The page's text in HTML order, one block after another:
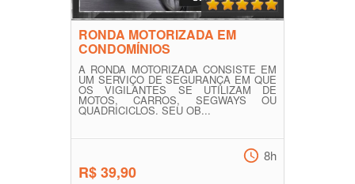
RONDA MOTORIZADA EM
CONDOMÍNIOS
A RONDA MOTORIZADA CONSISTE EM
UM SERVIÇO DE SEGURANÇA EM QUE
OS VIGILANTES SE UTILIZAM DE
MOTOS, CARROS, SEGWAYS OU
QUADRICICLOS. SEU OB...
R$ 39,90
8h